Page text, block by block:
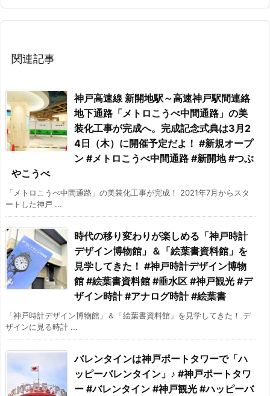
関連記事
神戸高速線 新開地駅～高速神戸駅間連絡
地下通路「メトロこうべ中間通路」の美
装化工事が完成へ。完成記念式典は3月2
4日（木）に開催予定だよ！ #新規オープ
ン #メトロこうべ中間通路 #新開地 #つぶ
やこうべ
「メトロこうべ中間通路」の美装化工事が完成！ 2021年7月からスタ
ートした神戸 ...
時代の移り変わりが楽しめる「神戸時計
デザイン博物館」＆「絵葉書資料館」を
見学してきた！ #神戸時計デザイン博物
館 #絵葉書資料館 #垂水区 #神戸観光 #デ
ザイン時計 #アナログ時計 #絵葉書
「神戸時計デザイン博物館」＆「絵葉書資料館」を見学してきた！ デ
ザインに見る時計 ...
バレンタインは神戸ポートタワーで「ハ
ッピーバレンタイン」♪ #神戸ポートタワ
ー #バレンタイン #神戸観光 #ハッピーバ